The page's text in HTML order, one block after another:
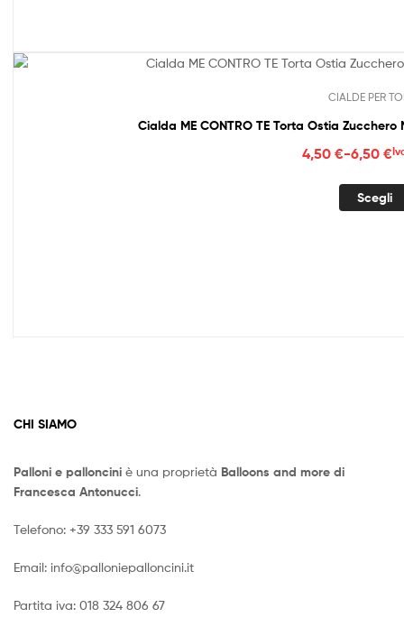
CIALDE PER
Cialda ME CONTRO TE Torta Ostia
4,50 €-6,50 €
Scegli
CHI SIAMO
Palloni e palloncini è una proprietà Balloons and more di
Francesca Antonucci.
Telefono: +39 333 591 6073
Email: info@palloniepalloncini.it
Partita iva: 018 324 806 67